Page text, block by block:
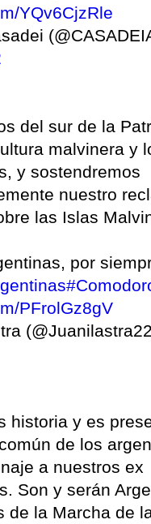
YQv6CjzRle
del sur de la
malvinera y
y sostendremos
nuestro
las Islas
por
PFrolGz8gV
historia y es
de los
a nuestros ex
Son y serán
de la Marcha de